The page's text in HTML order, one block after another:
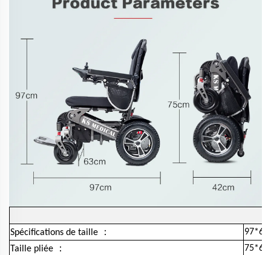
Spécifications de taille ：
Taille pliée
：